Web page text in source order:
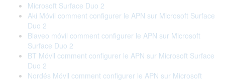
Microsoft Surface Duo 2
Aki Móvil comment configurer le APN sur Microsoft Surface
Duo 2
Blaveo móvil comment configurer le APN sur Microsoft
Surface Duo 2
BT Móvil comment configurer le APN sur Microsoft Surface
Duo 2
Nordés Móvil comment configurer le APN sur Microsoft